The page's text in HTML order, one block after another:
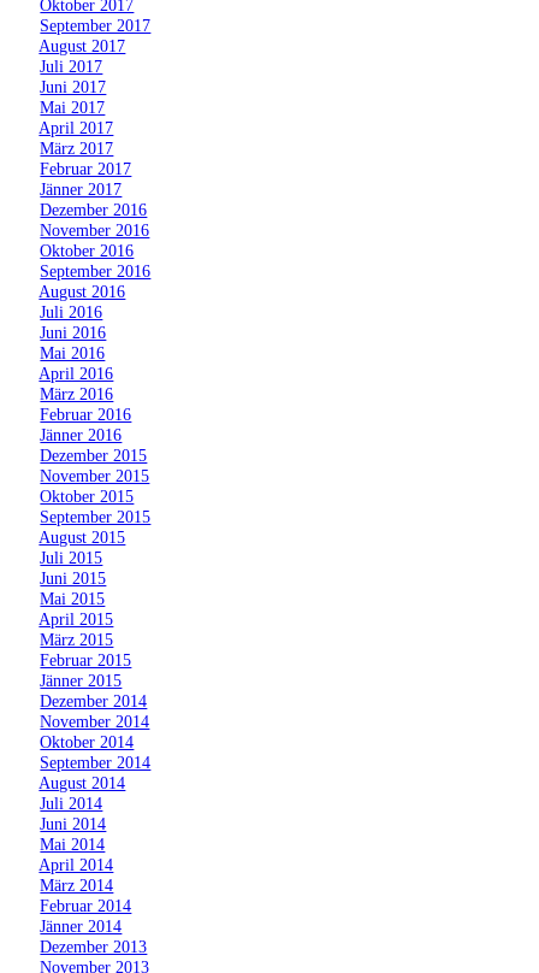
»Oktober 2017
September 2017
August 2017
»Juli 2017
»Juni 2017
»Mai 2017
April 2017
»März 2017
»Februar 2017
»Jänner 2017
»Dezember 2016
»November 2016
»Oktober 2016
September 2016
August 2016
»Juli 2016
»Juni 2016
»Mai 2016
April 2016
»März 2016
»Februar 2016
»Jänner 2016
»Dezember 2015
»November 2015
»Oktober 2015
September 2015
August 2015
»Juli 2015
»Juni 2015
»Mai 2015
April 2015
»März 2015
»Februar 2015
»Jänner 2015
»Dezember 2014
»November 2014
»Oktober 2014
September 2014
August 2014
»Juli 2014
»Juni 2014
»Mai 2014
April 2014
»März 2014
»Februar 2014
»Jänner 2014
»Dezember 2013
»November 2013